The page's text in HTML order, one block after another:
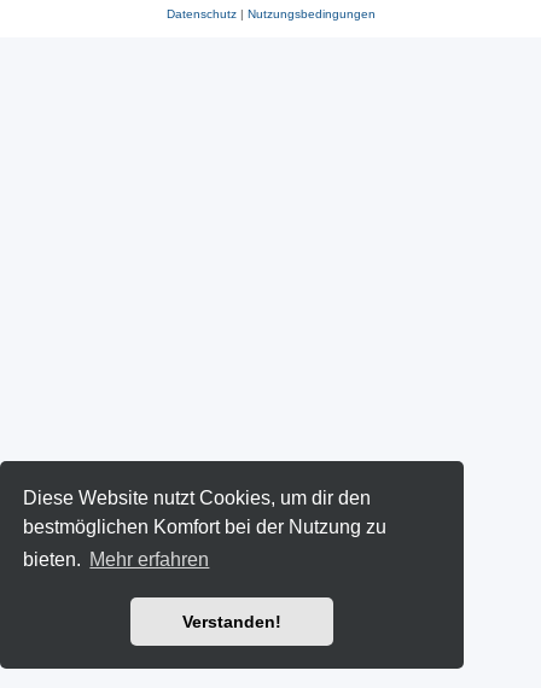
Diese Website nutzt Cookies, um dir den
bestmöglichen Komfort bei der Nutzung zu
bieten. Mehr erfahren
Verstanden!
Datenschutz| Nutzungsbedingungen